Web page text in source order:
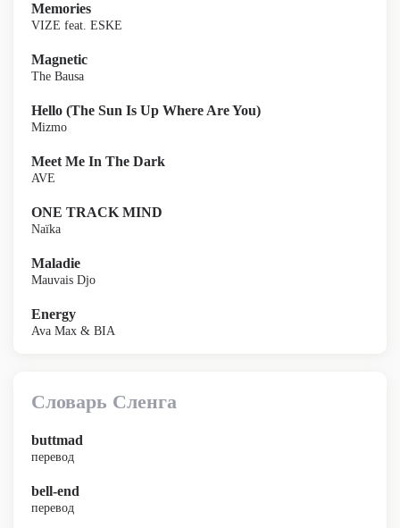
Memories
VIZE feat. ESKE
Magnetic
The Bausa
Hello (The Sun Is Up Where Are You)
Mizmo
Meet Me In The Dark
AVE
ONE TRACK MIND
Naïka
Maladie
Mauvais Djo
Energy
Ava Max & BIA
Словарь Сленга
buttmad
перевод
bell-end
перевод